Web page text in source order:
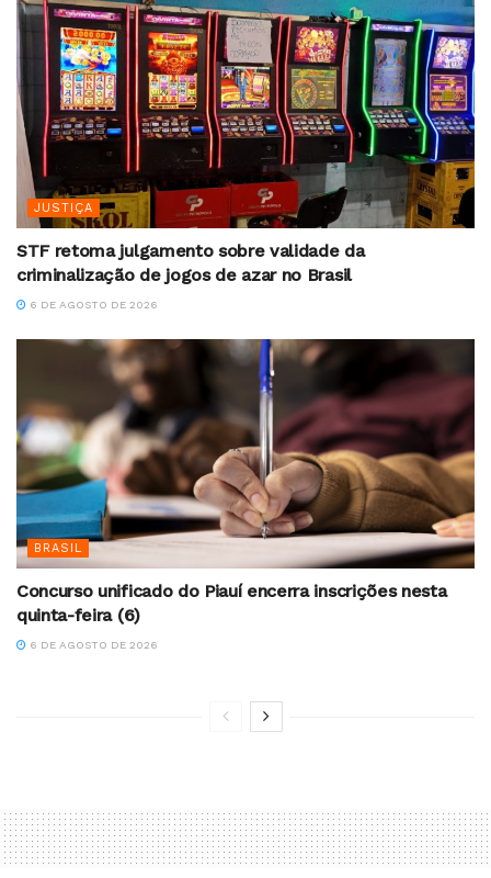
JUSTIÇA
STF retoma julgamento sobre validade da
criminalização de jogos de azar no Brasil
6 DE AGOSTO DE 2026
BRASIL
Concurso unificado do Piauí encerra inscrições nesta
quinta-feira (6)
6 DE AGOSTO DE 2026